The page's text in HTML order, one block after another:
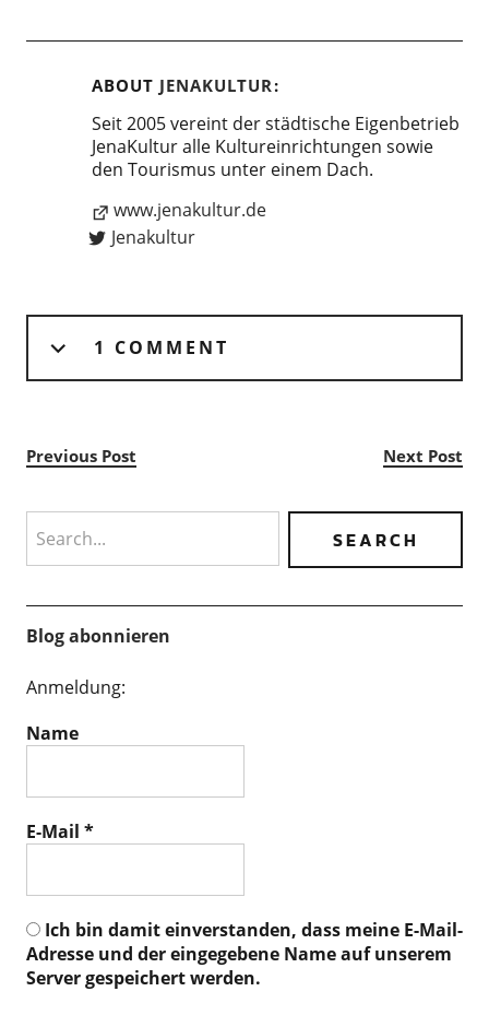
ABOUT JENAKULTUR
Seit 2005 vereint der städtische Eigenbetrieb
JenaKultur alle Kultureinrichtungen sowie
den Tourismus unter einem Dach.
www.jenakultur.de
Jenakultur
1 COMMENT
Previous Post Next Post
Blog abonnieren
Anmeldung:
Name
E-Mail *
Ich bin damit einverstanden, dass meine E-Mail-
Adresse und der eingegebene Name auf unserem
Server gespeichert werden.